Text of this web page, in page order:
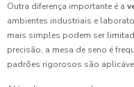
Outra diferença importante é a
ambientes industriais e
mais simples podem ser
precisão, a mesa de seno é
padrões rigorosos são